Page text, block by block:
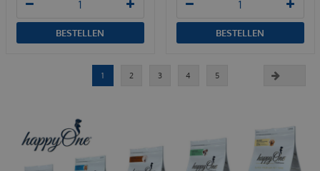
BESTELLEN BESTELLEN
1 2 3 4 5